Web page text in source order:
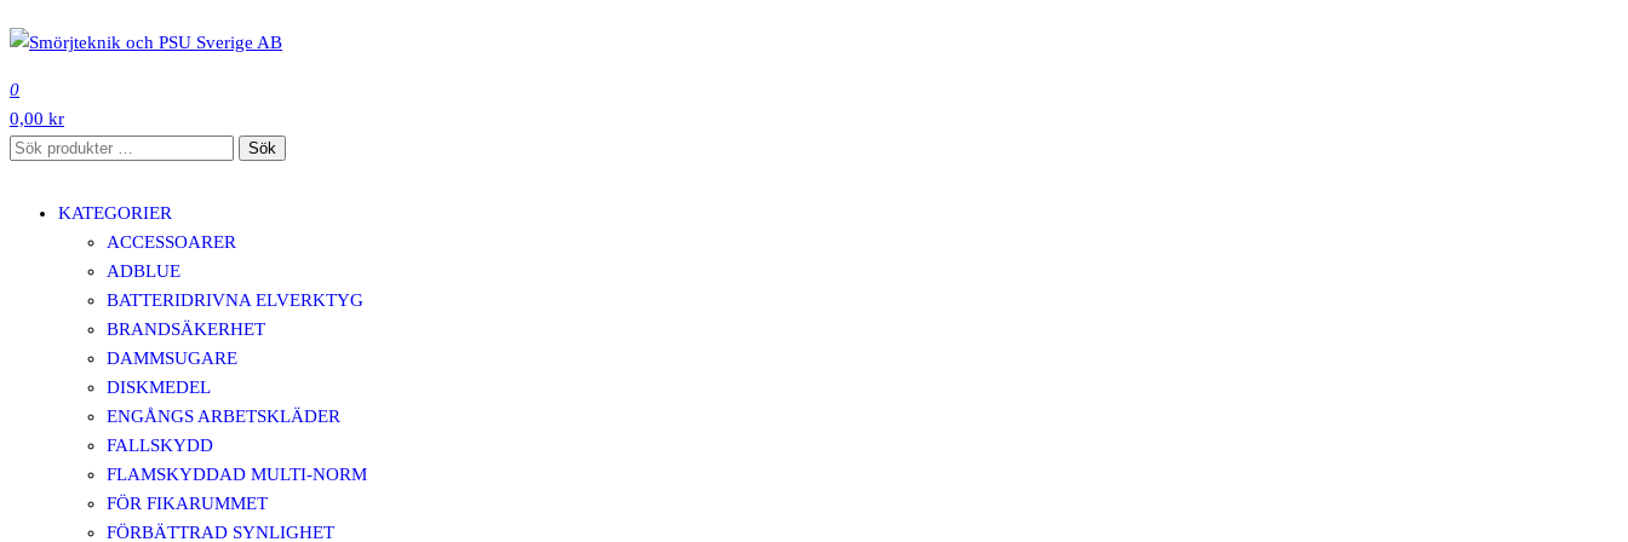
till
innehåll
0
0,00 kr
Sök
Sök
KATEGORIER
ACCESSOARER
ADBLUE
BATTERIDRIVNA ELVERKTYG
BRANDSÄKERHET
DAMMSUGARE
DISKMEDEL
ENGÅNGS ARBETSKLÄDER
FALLSKYDD
FLAMSKYDDAD MULTI-NORM
FÖR FIKARUMMET
FÖRBÄTTRAD SYNLIGHET